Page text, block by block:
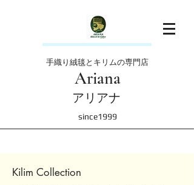
手織り絨毯とキリムの専門店
Ariana
アリアナ
since1999
Kilim Collection